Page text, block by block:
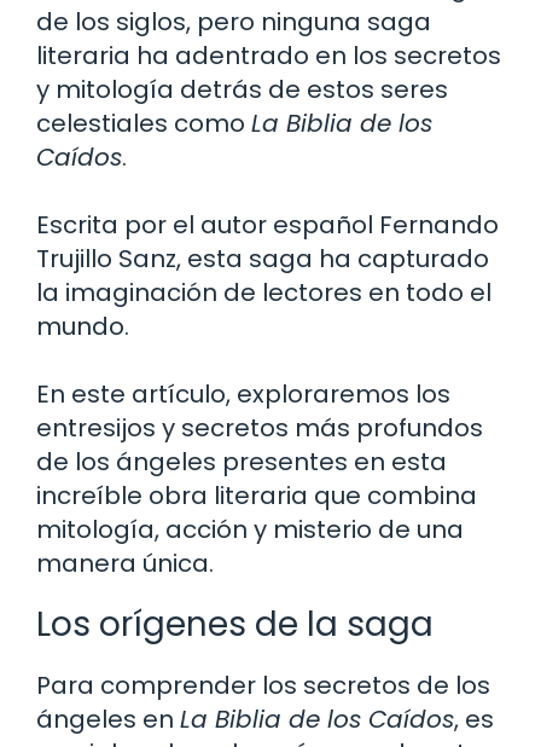
de los siglos, pero ninguna saga
literaria ha adentrado en los secretos
y mitología detrás de estos seres
celestiales como La Biblia de los
Caídos.
Escrita por el autor español Fernando
Trujillo Sanz, esta saga ha capturado
la imaginación de lectores en todo el
mundo.
En este artículo, exploraremos los
entresijos y secretos más profundos
de los ángeles presentes en esta
increíble obra literaria que combina
mitología, acción y misterio de una
manera única.
Los orígenes de la saga
Para comprender los secretos de los
ángeles en La Biblia de los Caídos, es